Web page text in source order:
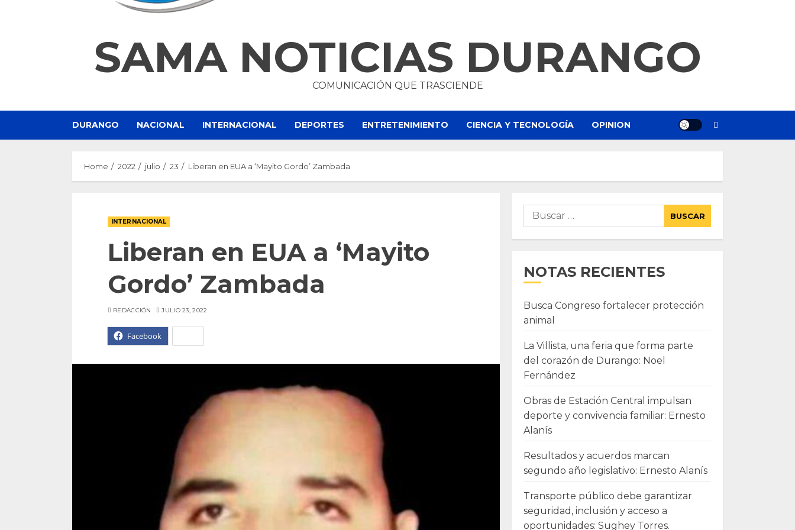
SAMA NOTICIAS DURANGO
COMUNICACIÓN QUE TRASCIENDE
DURANGO NACIONAL INTERNACIONAL DEPORTES ENTRETENIMIENTO CIENCIA Y TECNOLOGÍA OPINION
Home 2022 julio 23 Liberan en EUA a ‘Mayito Gordo’ Zambada
INTERNACIONAL
Liberan en EUA a ‘Mayito
Gordo’ Zambada
Facebook
REDACCIÓN JULIO 23, 2022
Buscar:
NOTAS RECIENTES
Busca Congreso fortalecer protección
animal
La Villista, una feria que forma parte
del corazón de Durango: Noel
Fernández
Obras de Estación Central impulsan
deporte y convivencia familiar: Ernesto
Alanís
Resultados y acuerdos marcan
segundo año legislativo: Ernesto Alanís
Transporte público debe garantizar
seguridad, inclusión y acceso a
oportunidades: Sughey Torres.